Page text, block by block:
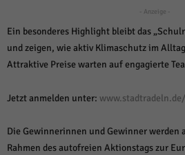
- Anzeige -
Ein besonderes Highlight bleibt das
und zeigen, wie aktiv Klimaschutz im
Attraktive Preise warten auf engagierte
Jetzt anmelden unter:
Die Gewinnerinnen und Gewinner werden
Rahmen des autofreien Aktionstags zur